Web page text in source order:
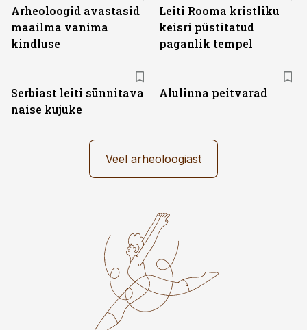
Arheoloogid avastasid
maailma vanima
kindluse
Leiti Rooma kristliku
keisri püstitatud
paganlik tempel
Serbiast leiti sünnitava
naise kujuke
Alulinna peitvarad
Veel arheoloogiast